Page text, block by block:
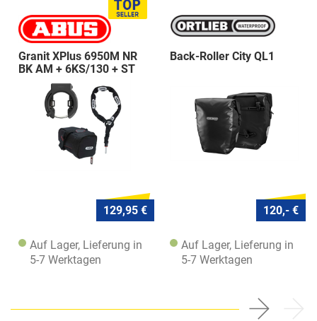
Granit XPlus 6950M NR
BK AM + 6KS/130 + ST
129,95 €
Auf Lager, Lieferung in
5-7 Werktagen
Back-Roller City QL1
120,- €
Auf Lager, Lieferung in
5-7 Werktagen